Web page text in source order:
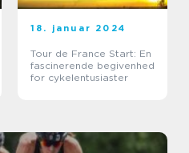
18. januar 2024
Tour de France Start: En
fascinerende begivenhed
for cykelentusiaster